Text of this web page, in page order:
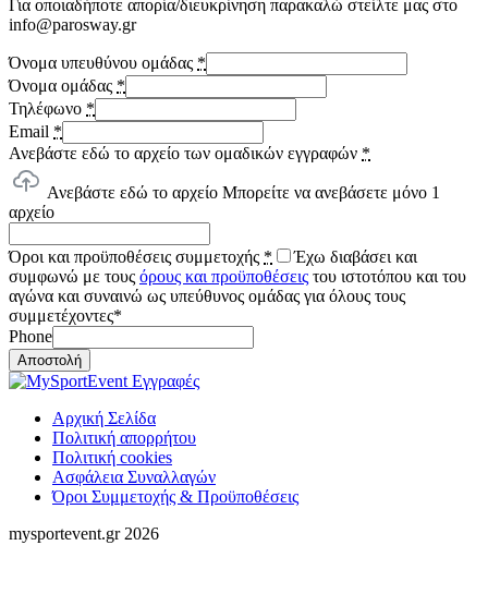
Για οποιαδήποτε απορία/διευκρίνηση παρακαλώ στείλτε μας στο
info@parosway.gr
Όνομα υπευθύνου ομάδας *
Όνομα ομάδας *
Τηλέφωνο *
Email *
Ανεβάστε εδώ το αρχείο των ομαδικών εγγραφών *
Ανεβάστε εδώ το αρχείο Μπορείτε να ανεβάσετε μόνο 1
αρχείο
Όροι και προϋποθέσεις συμμετοχής *
Έχω διαβάσει και
συμφωνώ με τους όρους και προϋποθέσεις του ιστοτόπου και του
αγώνα και συναινώ ως υπεύθυνος ομάδας για όλους τους
συμμετέχοντες*
Phone
Αποστολή
Αρχική Σελίδα
Πολιτική απορρήτου
Πολιτική cookies
Ασφάλεια Συναλλαγών
Όροι Συμμετοχής & Προϋποθέσεις
mysportevent.gr 2026